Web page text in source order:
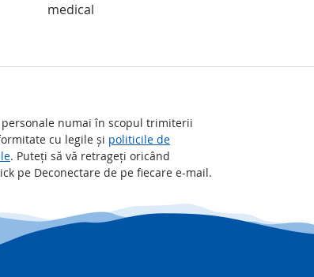
medical
personale numai în scopul trimiterii
cu legile și politicile de
. Puteți să vă retrageți oricând
pe Deconectare de pe fiecare e-mail.